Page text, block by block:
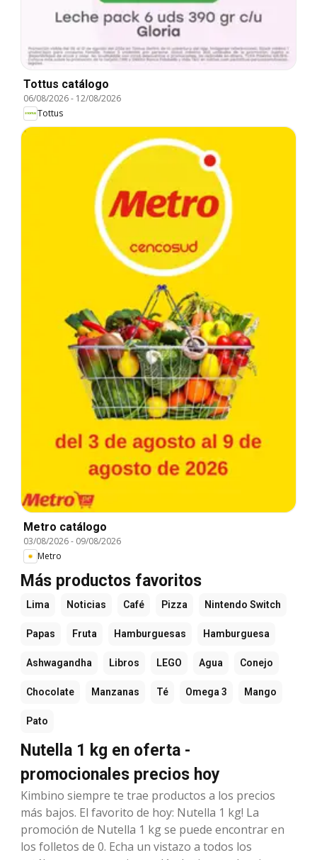
Tottus catálogo
06/08/2026- 12/08/2026
Tottus
Metro catálogo
03/08/2026- 09/08/2026
Metro
Más productos favoritos
Lima Noticias Café Pizza Nintendo Switch
Papas Fruta Hamburguesas Hamburguesa
Ashwagandha Libros LEGO Agua Conejo
Chocolate Manzanas Té Omega 3 Mango
Pato
Nutella 1 kg en oferta -
promocionales precios hoy
Kimbino siempre te trae productos a los precios
más bajos. El favorito de hoy: Nutella 1 kg! La
promoción de Nutella 1 kg se puede encontrar en
los folletos de 0. Echa un vistazo a todos los